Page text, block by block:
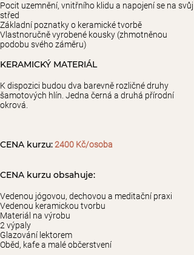
Pocit uzemnění, vnitřního klidu a napojení se na svůj
střed
Základní poznatky o keramické tvorbě
Vlastnoručně vyrobené kousky (zhmotněnou
podobu svého záměru)
KERAMICKÝ MATERIÁL
K dispozici budou dva barevně rozličné druhy
šamotových hlín. Jedna černá a druhá přírodní
okrová.
CENA kurzu:2400 Kč/osoba
CENA kurzu obsahuje:
Vedenou jógovou, dechovou a meditační praxi
Vedenou keramickou tvorbu
Materiál na výrobu
2 výpaly
Glazování lektorem
Oběd, kafe a malé občerstvení